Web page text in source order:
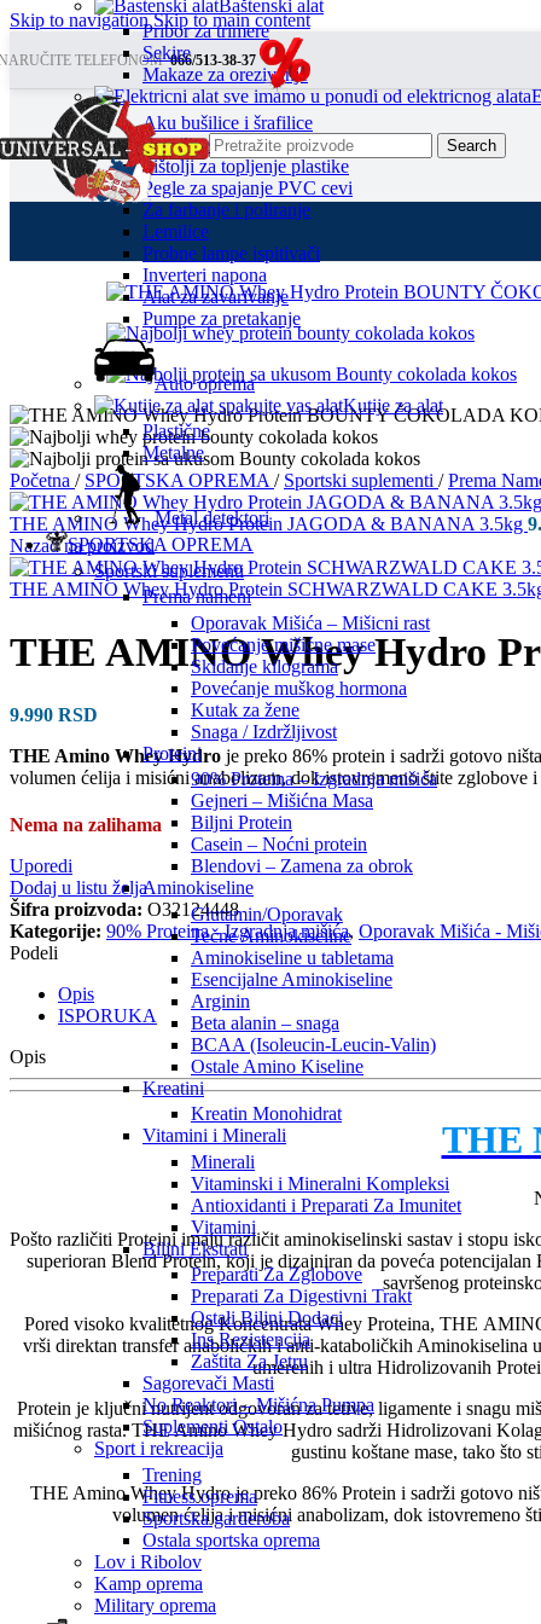
Skip to navigationSkip to main content
TELEFONOM066/513-38-37
Search
Baštenski alat
Pribor za trimere
Sekire
Makaze za orezivanje
Aku bušilice i šrafilice
Brusilice
Pištolji za topljenje plastike
Pegle za spajanje PVC cevi
Za farbanje i poliranje
Lemilice
Probne lampe ispitivači
Inverteri napona
Alat za zavarivanje
Pumpe za pretakanje
Auto oprema
Kutije za alat
Plastične
Metalne
Metal detektori
SPORTSKA OPREMA
Sportski suplementi
Prema nameni
Oporavak Mišića – Mišicni rast
Povećanje mišićne mase
Skidanje kilograma
Povećanje muškog hormona
Kutak za žene
Snaga / Izdržljivost
Proteini
90% Proteina – Izgradnja mišića
Gejneri – Mišićna Masa
Biljni Protein
Casein – Noćni protein
Blendovi – Zamena za obrok
Aminokiseline
Glutamin/Oporavak
Tečne Aminokiseline
Aminokiseline u tabletama
Esencijalne Aminokiseline
Arginin
Beta alanin – snaga
BCAA (Isoleucin-Leucin-Valin)
Ostale Amino Kiseline
Kreatini
Kreatin Monohidrat
Vitamini i Minerali
Minerali
Vitaminski i Mineralni Kompleksi
Antioxidanti i Preparati Za Imunitet
Vitamini
Biljni Ekstrati
Preparati Za Zglobove
Preparati Za Digestivni Trakt
Ostali Biljni Dodaci
Ins Rezistencija
Zaštita Za Jetru
Sagorevači Masti
No Reaktori – Mišićna Pumpa
Suplementi Ostalo
Sport i rekreacija
Trening
Fitness oprema
Sportska garderoba
Ostala sportska oprema
Lov i Ribolov
Kamp oprema
Military oprema
Početna / SPORTSKA OPREMA / Sportski suplementi / Prema
THE AMINO Whey Hydro Protein JAGODA & BANANA 3.5kg
Nazad na proizvod
THE AMINO Whey Hydro Protein SCHWARZWALD CAKE
THE AMINO Whey Hydro
9.990 RSD
THE Amino Whey Hydro je preko 86% protein i sadrži gotovo
volumen ćelija i misićni anabolizam, dok istovremeno štite
Nema na zalihama
Uporedi
Dodaj u listu želja
Šifra proizvoda: O32124448
Kategorije: 90% Proteina - Izgradnja mišića, Oporavak Mišića -
Podeli
Opis
ISPORUKA
Opis
THE
Pošto različiti Proteini imaju različit aminokiselinski sastav i stopu
superioran Blend Protein, koji je dizajniran da poveća
savršenog
Pored visoko kvalitetnog Koncentrata Whey Proteina, THE
vrši direktan transfer anaboličkih i anti-kataboličkih
umerenih i ultra Hidrolizovanih
Protein je ključni nutrijent odgovoran za tetive, ligamente i snagu
mišićnog rasta. THE Amino Whey Hydro sadrži Hidrolizovani
gustinu koštane mase, tako što
THE Amino Whey Hydro je preko 86% Protein i sadrži gotovo
volumen ćelija i misićni anabolizam, dok istovremeno